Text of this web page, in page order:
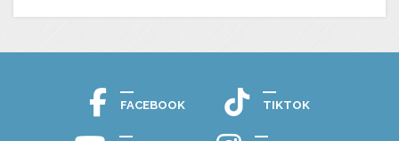
FACEBOOK TIKTOK